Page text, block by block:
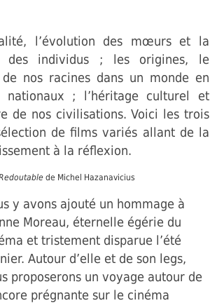
l’évolution des mœurs et la
des individus ; les origines, le
nos racines dans un monde en
; l’héritage culturel et
de nos civilisations. Voici les trois
de films variés allant de la
à la réflexion.
de Michel Hazanavicius
y avons ajouté un hommage à
Moreau, éternelle égérie du
et tristement disparue l’été
Autour d’elle et de son legs,
proposerons un voyage autour de
prégnante sur le cinéma